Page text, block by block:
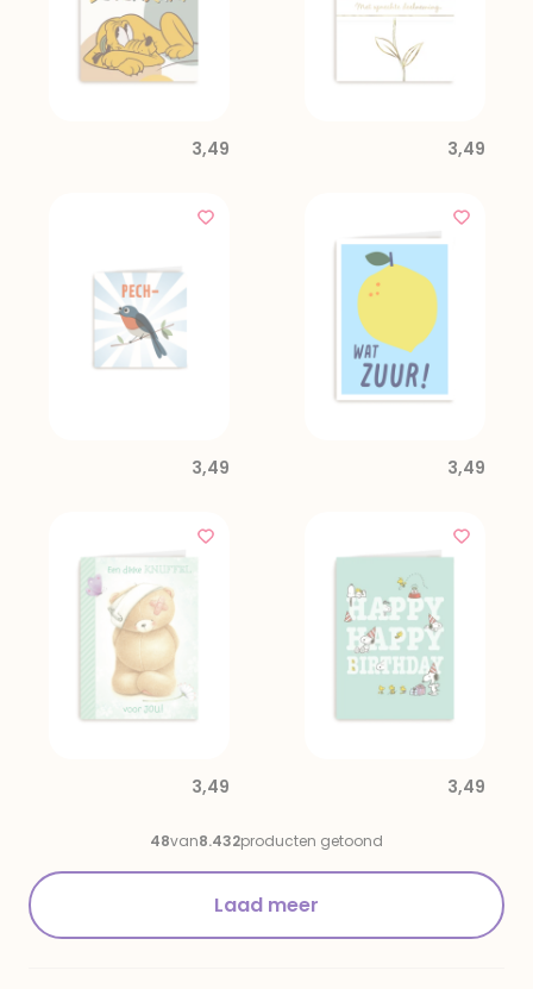
3,49 3,49
3,49 3,49
3,49 3,49
48van8.432producten getoond
Laad meer